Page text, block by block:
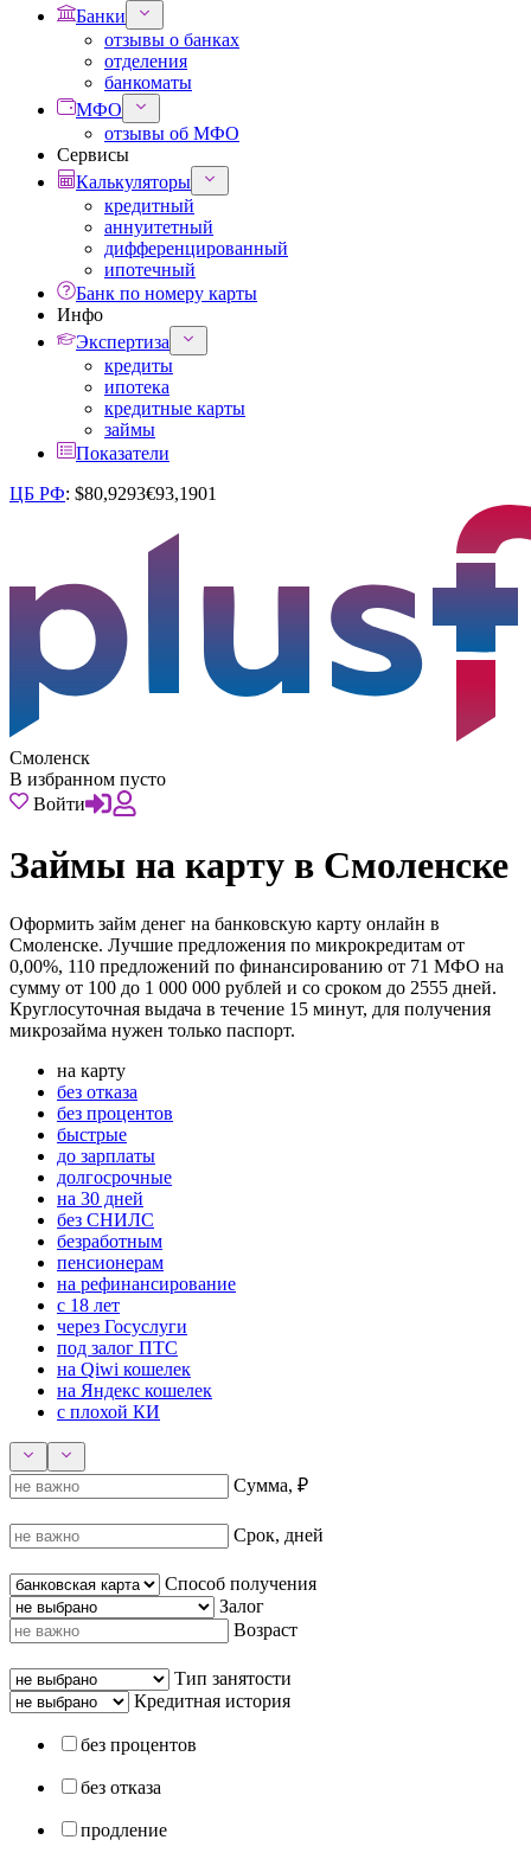
Банки
отзывы о банках
отделения
банкоматы
МФО
отзывы об МФО
Сервисы
Калькуляторы
кредитный
аннуитетный
дифференцированный
ипотечный
Банк по номеру карты
Инфо
Экспертиза
кредиты
ипотека
кредитные карты
займы
Показатели
ЦБ РФ: $80,9293€93,1901
Смоленск
В избранном пусто
Войти
Займы на карту в Смоленске
Оформить займ денег на банковскую карту онлайн в
Смоленске. Лучшие предложения по микрокредитам от
0,00%, 110 предложений по финансированию от 71 МФО на
сумму от 100 до 1 000 000 рублей и со сроком до 2555 дней.
Круглосуточная выдача в течение 15 минут, для получения
микрозайма нужен только паспорт.
на карту
без отказа
без процентов
быстрые
до зарплаты
долгосрочные
на 30 дней
без СНИЛС
безработным
пенсионерам
на рефинансирование
с 18 лет
через Госуслуги
под залог ПТС
на Qiwi кошелек
на Яндекс кошелек
с плохой КИ
Сумма, ₽
Срок, дней
Способ получения
Залог
Возраст
Тип занятости
Кредитная история
без процентов
без отказа
продление